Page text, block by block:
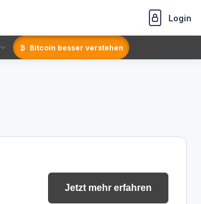
Login
Bitcoin besser verstehen
Jetzt mehr erfahren